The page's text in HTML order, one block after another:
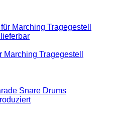
Tragegestell